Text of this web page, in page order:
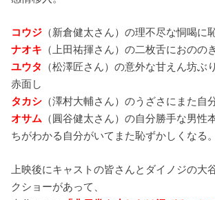
コウジ （新倉健太さん）の理不尽な恫喝に
ナオキ （上田祐揮さん）の二枚舌におののき
ユウタ
（松澤匠さん）の意外な甘えん坊ぶ
赤面し
タカシ （澤村大輔さん）のうざさにまた自
オサム （圓谷健太さん）の自分勝手な男性
ちがわかる自分がいてまた恥ずかしくなる。
上映後にキャストの皆さんとダイノジの大
クショーがあって、